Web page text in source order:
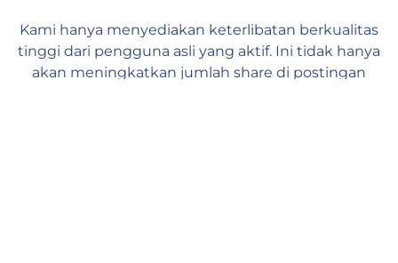
Kami hanya menyediakan keterlibatan berkualitas
tinggi dari pengguna asli yang aktif. Ini tidak hanya
akan meningkatkan jumlah share di postingan